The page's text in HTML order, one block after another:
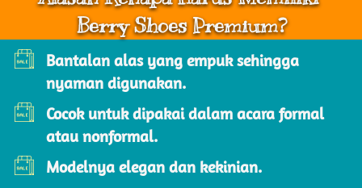
Berry Shoes Premium?
Bantalan alas yang empuk sehingga
nyaman digunakan.
Cocok untuk dipakai dalam acara formal
atau nonformal.
Modelnya elegan dan kekinian.